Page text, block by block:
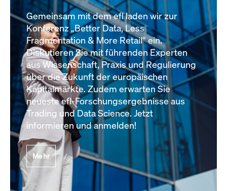
Gemeinsam mit dem efl laden wir zur
Konferenz „Better Data, Less
Fragmentation & More Retail“ ein.
Diskutieren Sie mit führenden Experten
aus Wissenschaft, Praxis und Regulierung
über die Zukunft der europäischen
Kapitalmärkte. Zudem erwarten Sie
neueste efl-Forschungsergebnisse aus
Trading und Data Science. Jetzt
informieren und anmelden!
Mehr